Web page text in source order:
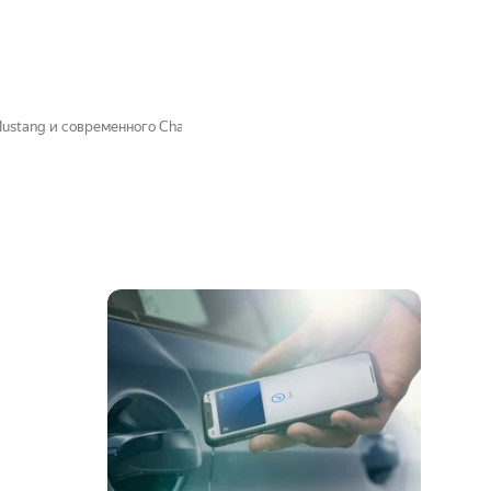
и современного Challenger